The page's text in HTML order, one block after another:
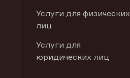
Услуги для физических
лиц
Услуги для
юридических лиц